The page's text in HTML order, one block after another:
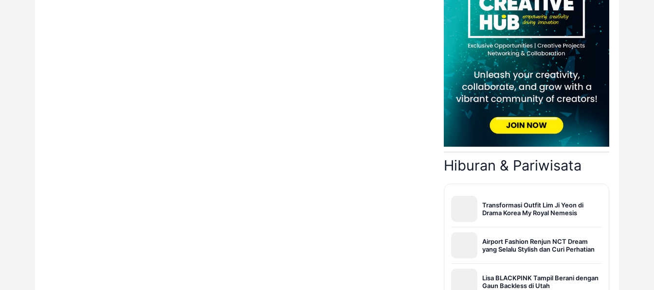
Hiburan & Pariwisata
Transformasi Outfit Lim Ji Yeon di
Drama Korea My Royal Nemesis
Airport Fashion Renjun NCT Dream
yang Selalu Stylish dan Curi Perhatian
Lisa BLACKPINK Tampil Berani dengan
Gaun Backless di Utah